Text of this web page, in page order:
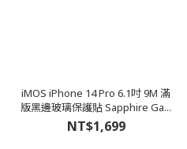
iMOS iPhone 14 Pro 6.1吋 9M 滿
版黑邊玻璃保護貼 Sapphire Ga...
NT$1,699